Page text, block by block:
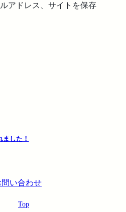
アドレス、サイトを保存
した！
問い合わせ
Top